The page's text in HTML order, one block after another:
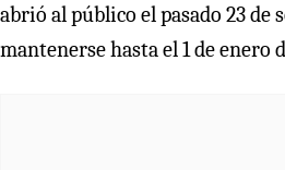
abrió al público el pasado 23 de
mantenerse hasta el 1 de enero